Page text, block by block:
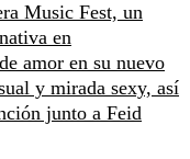
Music Fest, un
en
amor en su nuevo
y mirada sexy, así
junto a Feid